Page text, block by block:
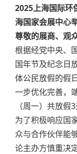
2025上海国际环
海国家会展中心
尊敬的展商、观
根据经党中央、
国年节及纪念日
体公民放假的假
一步优化完善，
（周一）共放假3
为了积极响应国
众与合作伙伴能
论主办方慎重决定